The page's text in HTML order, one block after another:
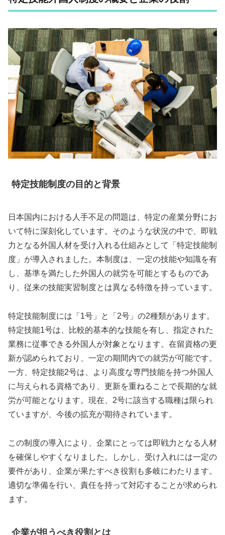
特定技能制度の目的と背景
日本国内における人手不足の問題は、特定の産業分野にお
いて特に深刻化しています。そのような状況の中で、即戦
力となる外国人材を受け入れる仕組みとして「特定技能制
度」が導入されました。本制度は、一定の技能や知識を有
し、基準を満たした外国人の就労を可能とするものであ
り、従来の技能実習制度とは異なる特徴を持っています。
特定技能制度には「1号」と「2号」の2種類があります。
特定技能1号は、比較的基本的な技能を有し、指定された
業務に従事できる外国人が対象となります。在留資格の更
新が認められており、一定の期間内での就労が可能です。
一方、特定技能2号は、より高度な専門技能を持つ外国人
に与えられる資格であり、更新を重ねることで長期的な就
労が可能となります。現在、2号に該当する職種は限られ
ていますが、今後の拡充が期待されています。
この制度の導入により、企業にとっては即戦力となる人材
を確保しやすくなりました。しかし、受け入れには一定の
要件があり、企業が果たすべき役割も多岐にわたります。
適切な準備を行い、責任を持って対応することが求められ
ます。
企業が担うべき役割とは